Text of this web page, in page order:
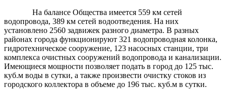
На балансе Общества имеется 559 км сетей
водопровода, 389 км сетей водоотведения. На них
установлено 2560 задвижек разного диаметра. В разных
районах города функционируют 321 водопроводная колонка,
гидротехническое сооружение, 123 насосных станции, три
комплекса очистных сооружений водопровода и канализации.
Имеющиеся мощности позволяет подать в город до 125 тыс.
куб.м воды в сутки, а также произвести очистку стоков из
городского коллектора в объеме до 196 тыс. куб.м в сутки.